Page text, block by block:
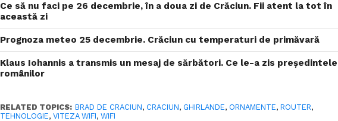
Ce să nu faci pe 26 decembrie, în a doua zi de Crăciun. Fii atent la tot în
această zi
Prognoza meteo 25 decembrie. Crăciun cu temperaturi de primăvară
Klaus Iohannis a transmis un mesaj de sărbători. Ce le-a zis președintele
românilor
RELATED TOPICS: BRAD DE CRACIUN, CRACIUN, GHIRLANDE, ORNAMENTE,ROUTER,
TEHNOLOGIE,VITEZA WIFI,WIFI